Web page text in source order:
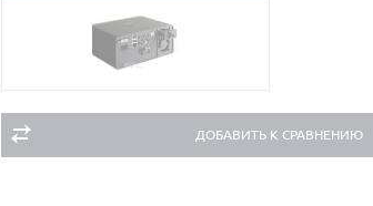
ДОБАВИТЬ К СРАВНЕНИЮ